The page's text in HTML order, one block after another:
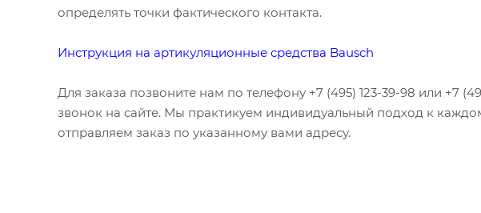
определять точки фактического контакта.
Инструкция на артикуляционные средства Bausch
Для заказа позвоните нам по телефону +7 (495) 123-39-98 или +7
звонок на сайте. Мы практикуем индивидуальный подход к
отправляем заказ по указанному вами адресу.